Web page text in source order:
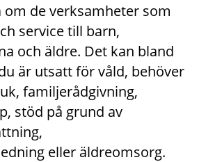
om de verksamheter som
service till barn,
och äldre. Det kan bland
är utsatt för våld, behöver
familjerådgivning,
stöd på grund av
eller äldreomsorg.